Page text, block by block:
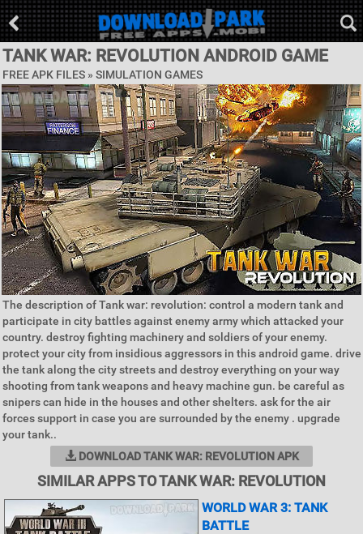
TANK WAR: REVOLUTION ANDROID GAME
FREE APK FILES » SIMULATION GAMES
The description of Tank war: revolution: control a modern tank and
participate in city battles against enemy army which attacked your
country. destroy fighting machinery and soldiers of your enemy.
protect your city from insidious aggressors in this android game. drive
the tank along the city streets and destroy everything on your way
shooting from tank weapons and heavy machine gun. be careful as
snipers can hide in the houses and other shelters. ask for the air
forces support in case you are surrounded by the enemy . upgrade
your tank..
DOWNLOAD TANK WAR: REVOLUTION APK
SIMILAR APPS TO TANK WAR: REVOLUTION
WORLD WAR 3: TANK
BATTLE